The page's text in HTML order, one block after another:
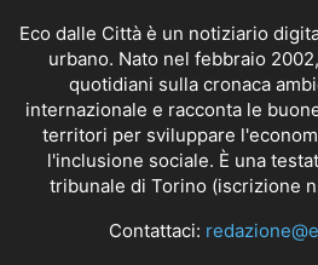
Eco dalle Città è un notiziario
urbano. Nato nel febbraio
quotidiani sulla cronaca
internazionale e racconta le
territori per sviluppare
l'inclusione sociale. È una
tribunale di Torino (iscrizione
Contattaci: